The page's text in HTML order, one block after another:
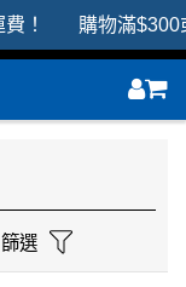
費！ 購物滿$300
篩選